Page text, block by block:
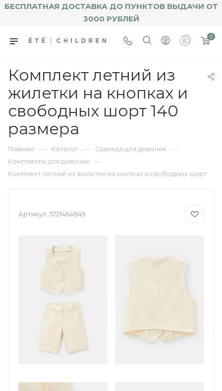
БЕСПЛАТНАЯ ДОСТАВКА ДО ПУНКТОВ ВЫДАЧИ ОТ
3000 РУБЛЕЙ
0
Комплект летний из
жилетки на кнопках и
свободных шорт 140
размера
Главная — Каталог — Одежда для девочек —
Комплекты для девочек —
Комплект летний из жилетки на кнопках и свободных шорт
Артикул: 5721464849